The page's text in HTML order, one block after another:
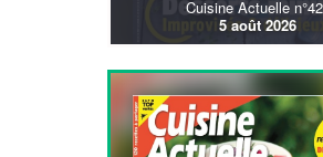
Cuisine Actuelle
5 août 2026